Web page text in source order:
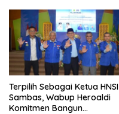
Terpilih Sebagai Ketua HNSI
Sambas, Wabup Heroaldi
Komitmen Bangun